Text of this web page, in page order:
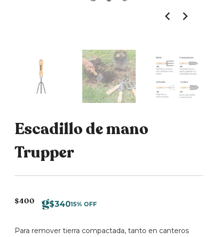
Escadillo de mano
Trupper
$400 $34015% OFF
Para remover tierra compactada, tanto en canteros